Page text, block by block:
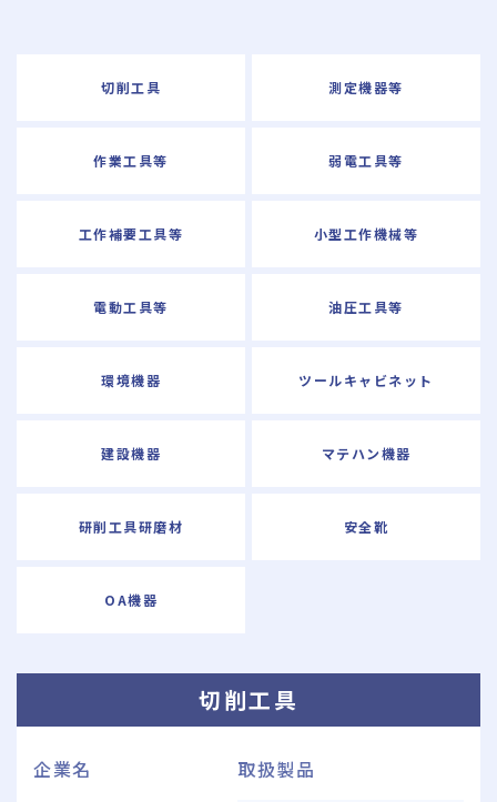
切削工具 測定機器等
作業工具等 弱電工具等
工作補要工具等 小型工作機械等
電動工具等 油圧工具等
環境機器 ツールキャビネット
建設機器 マテハン機器
研削工具研磨材 安全靴
OA機器
切削工具
企業名 取扱製品